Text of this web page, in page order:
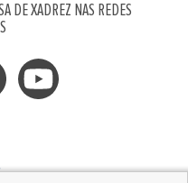
DE XADREZ NAS REDES